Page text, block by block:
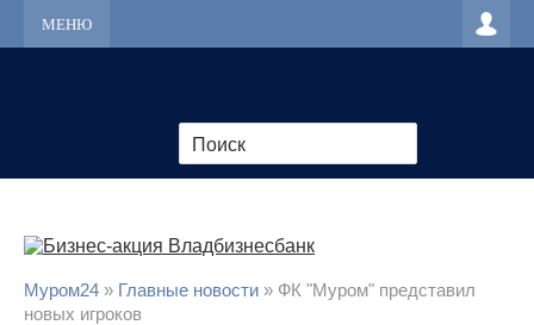
МЕНЮ
Муром24 » Главные новости » ФК "Муром" представил
новых игроков